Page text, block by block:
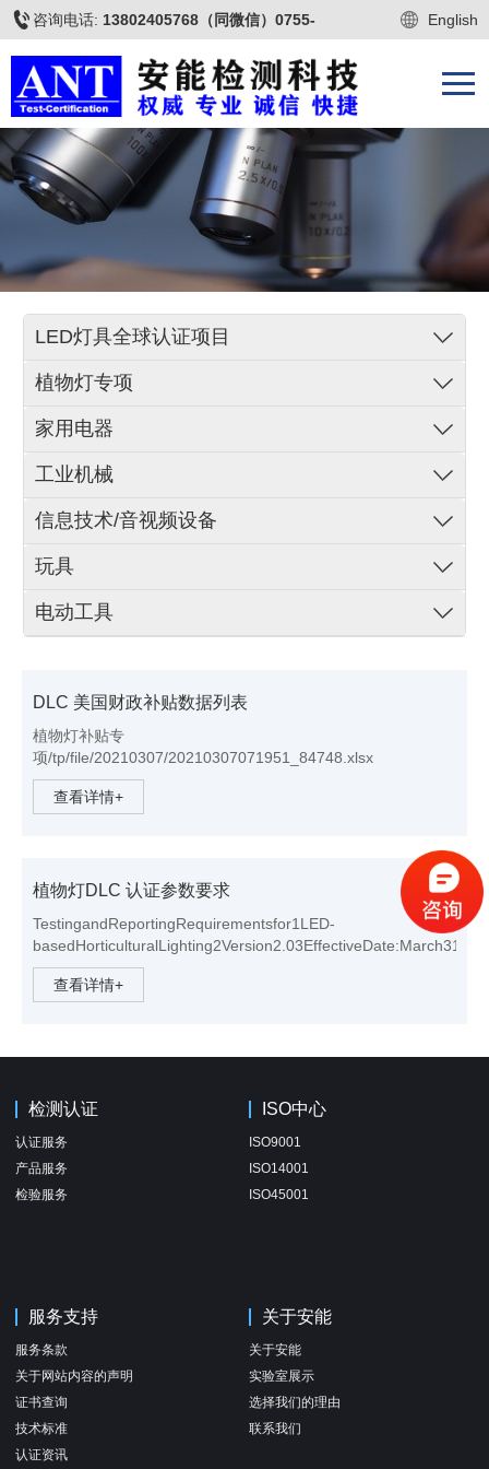
咨询电话: 13802405768（同微信）0755-
English
LED灯具全球认证项目
植物灯专项
家用电器
工业机械
信息技术/音视频设备
玩具
电动工具
DLC 美国财政补贴数据列表
植物灯补贴专
项/tp/file/20210307/20210307071951_84748.xlsx
查看详情+
植物灯DLC 认证参数要求
TestingandReportingRequirementsfor1LED-
查看详情+
检测认证
认证服务
产品服务
检验服务
ISO中心
ISO9001
ISO14001
ISO45001
服务支持
服务条款
关于网站内容的声明
证书查询
技术标准
认证资讯
关于安能
关于安能
实验室展示
选择我们的理由
联系我们